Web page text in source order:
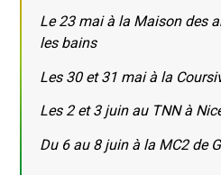
Le 23 mai à la Maison des
les bains
Les 30 et 31 mai à la
Les 2 et 3 juin au TNN à
Du 6 au 8 juin à la MC2 de